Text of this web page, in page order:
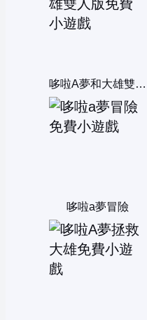
哆啦A夢和大雄雙人版
哆啦a夢冒險